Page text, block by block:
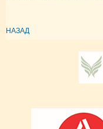
НАЗАД